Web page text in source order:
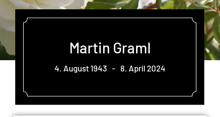
Martin Graml
4. August 1943 - 8. April 2024